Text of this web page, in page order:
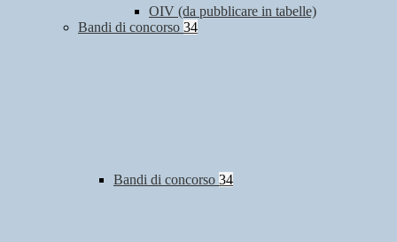
OIV (da pubblicare in tabelle)
Bandi di concorso 34
Bandi di concorso 34